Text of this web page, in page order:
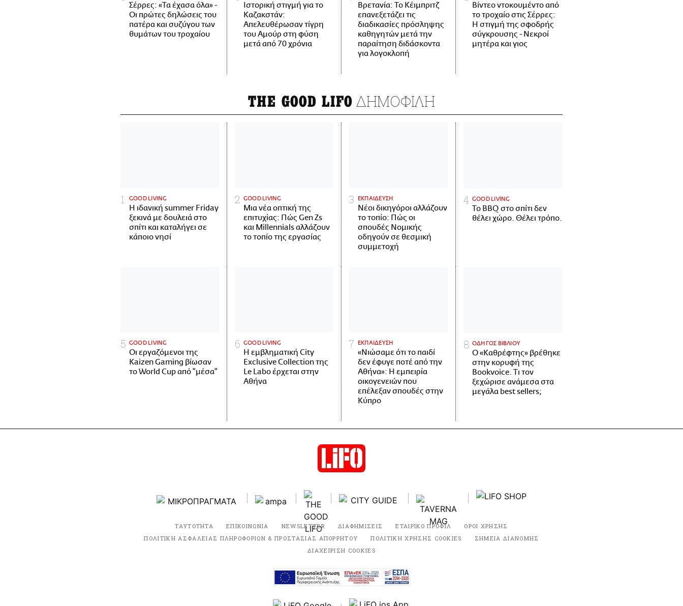
Σέρρες: «Τα έχασα όλα» -
Οι πρώτες δηλώσεις του
πατέρα και συζύγου των
θυμάτων του τροχαίου
Ιστορική στιγμή για το
Καζακστάν:
Απελευθέρωσαν τίγρη
του Αμούρ στη φύση
μετά από 70 χρόνια
Βρετανία: Το Κέιμπριτζ
επανεξετάζει τις
διαδικασίες πρόσληψης
καθηγητών μετά την
παραίτηση διδάσκοντα
για λογοκλοπή
Βίντεο ντοκουμέντο από
το τροχαίο στις Σέρρες:
Η στιγμή της σφοδρής
σύγκρουσης - Νεκροί
μητέρα και γιος
THE GOOD LIFO ΔΗΜΟΦΙΛΗ
GOOD LIVING
Η ιδανική summer Friday
ξεκινά με δουλειά στο
σπίτι και καταλήγει σε
κάποιο νησί
GOOD LIVING
Μια νέα οπτική της
επιτυχίας: Πώς Gen Zs
και Millennials αλλάζουν
το τοπίο της εργασίας
ΕΚΠΑΙΔΕΥΣΗ
Νέοι δικηγόροι αλλάζουν
το τοπίο: Πώς οι
σπουδές Νομικής
οδηγούν σε θεσμική
συμμετοχή
GOOD LIVING
Το BBQ στο σπίτι δεν
θέλει χώρο. Θέλει τρόπο.
GOOD LIVING
Οι εργαζόμενοι της
Kaizen Gaming βίωσαν
το World Cup από "μέσα"
GOOD LIVING
Η εμβληματική City
Exclusive Collection της
Le Labo έρχεται στην
Αθήνα
ΕΚΠΑΙΔΕΥΣΗ
«Νιώσαμε ότι το παιδί
δεν έφυγε ποτέ από την
Αθήνα»: Η εμπειρία
οικογενειών που
επέλεξαν σπουδές στην
Κύπρο
ΟΔΗΓΟΣ ΒΙΒΛΙΟΥ
Ο «Καθρέφτης» βρέθηκε
στην κορυφή της
Bookvoice. Τι τον
ξεχώρισε ανάμεσα στα
μεγάλα best sellers;
ΤΑΥΤΟΤΗΤΑ ΕΠΙΚΟΙΝΩΝΙΑ NEWSLETTER ΔΙΑΦΗΜΙΣΕΙΣ ΕΤΑΙΡΙΚΟ ΠΡΟΦΙΛ
ΟΡΟΙ ΧΡΗΣΗΣ
ΠΟΛΙΤΙΚΗ ΑΣΦΑΛΕΙΑΣ ΠΛΗΡΟΦΟΡΙΩΝ & ΠΡΟΣΤΑΣΙΑΣ ΑΠΟΡΡΗΤΟΥ
ΠΟΛΙΤΙΚΗ ΧΡΗΣΗΣ COOKIES
ΣΗΜΕΙΑ ΔΙΑΝΟΜΗΣ
ΔΙΑΧΕΙΡΙΣΗ COOKIES